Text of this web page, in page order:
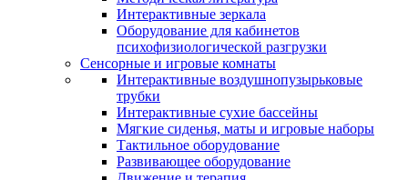
Интерактивные зеркала
Оборудование для кабинетов
психофизиологической разгрузки
Сенсорные и игровые комнаты
Интерактивные воздушнопузырьковые
трубки
Интерактивные сухие бассейны
Мягкие сиденья, маты и игровые наборы
Тактильное оборудование
Развивающее оборудование